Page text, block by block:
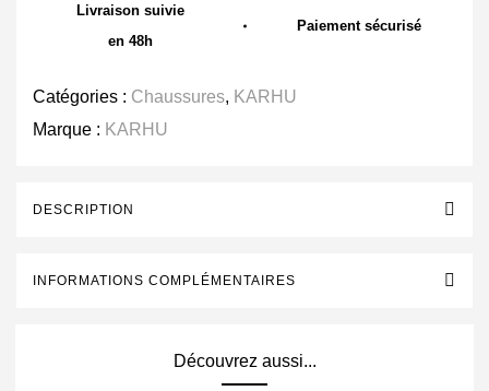
Livraison suivie
en 48h
Paiement sécurisé
Catégories : Chaussures, KARHU
Marque : KARHU
DESCRIPTION
INFORMATIONS COMPLÉMENTAIRES
Découvrez aussi...